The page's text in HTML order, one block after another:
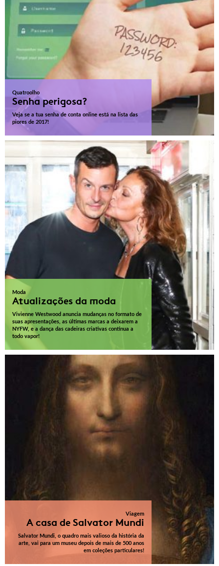
Quatroolho
Senha perigosa?
Veja se a tua senha de conta online está na lista das
piores de 2017!
Moda
Atualizações da moda
Vivienne Westwood anuncia mudanças no formato de
suas apresentações, as últimas marcas a deixarem a
NYFW, e a dança das cadeiras criativas continua a
todo vapor!
Viagem
A casa de Salvator Mundi
Salvator Mundi, o quadro mais valioso da história da
arte, vai para um museu depois de mais de 500 anos
em coleções particulares!